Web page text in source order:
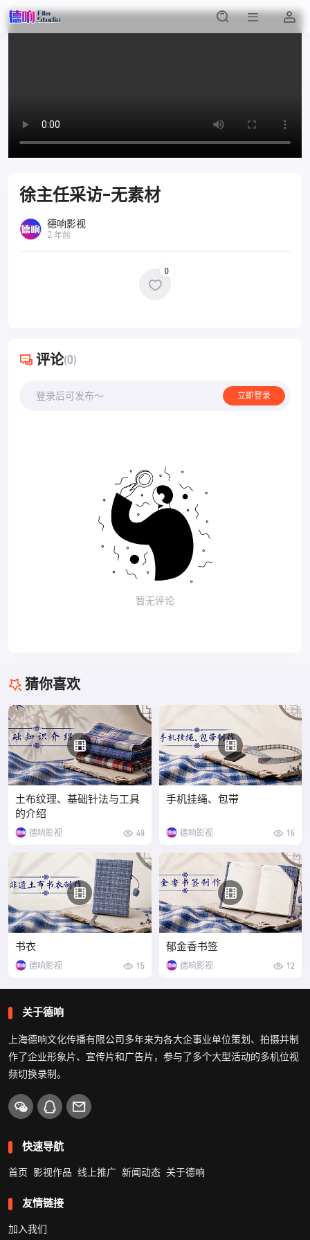
徐主任采访-无素材
德响影视
2 年前
0
评论(0)
登录后可发布～ 立即登录
暂无评论
猜你喜欢
土布纹理、基础针法与工具
的介绍
德响影视 49
手机挂绳、包带
德响影视 16
书衣
德响影视 15
郁金香书签
德响影视 12
关于德响
上海德响文化传播有限公司多年来为各大企事业单位策划、拍摄并制
作了企业形象片、宣传片和广告片，参与了多个大型活动的多机位视
频切换录制。
快速导航
首页 影视作品 线上推广 新闻动态 关于德响
友情链接
加入我们